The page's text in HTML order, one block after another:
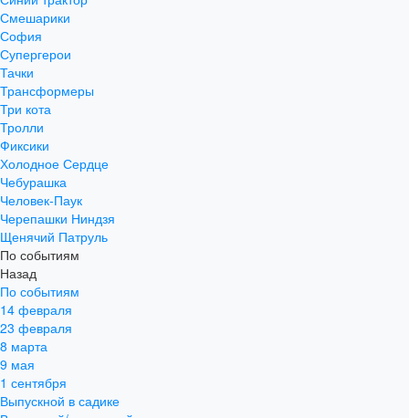
Смешарики
София
Супергерои
Тачки
Трансформеры
Три кота
Тролли
Фиксики
Холодное Сердце
Чебурашка
Человек-Паук
Черепашки Ниндзя
Щенячий Патруль
По событиям
Назад
По событиям
14 февраля
23 февраля
8 марта
9 мая
1 сентября
Выпускной в садике